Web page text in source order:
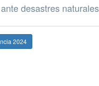
desastres naturales
2024